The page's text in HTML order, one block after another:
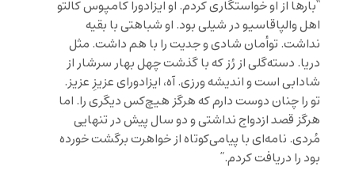
“بارها از او خواستگاری کردم. او ایزادورا کامپوس کالتو
اهل والپاقاسیو در شیلی بود. او شباهتی با بقیه
نداشت. توأمان شادی و جدیت را با هم داشت. مثل
دریا. دسته‌گلی از رُز که با گذشت چهل بهار سرشار از
شادابی است و اندیشه ورزی. آه، ایزادورای عزیزِ عزیز.
تو را چنان دوست دارم که هرگز هیچ‌کس دیگری را. اما
هرگز قصد ازدواج نداشتی و دو سال پیش در تنهایی
مُردی. نامه‌ای با پیامی‌کوتاه از خواهرت برگشت خورده
بود را دریافت کردم.”